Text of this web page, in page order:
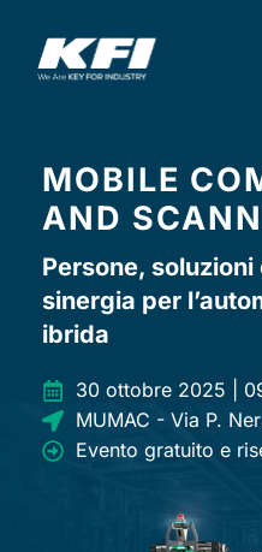
content
MOBILE
AND
Persone, soluzioni
sinergia per
ibrida
30 ottobre 2025 |
MUMAC - Via P.
Evento gratuito e